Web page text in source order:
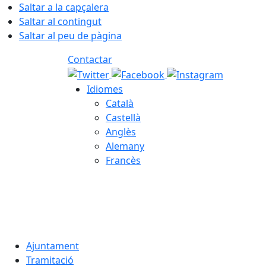
Saltar a la capçalera
Saltar al contingut
Saltar al peu de pàgina
Contactar
Idiomes
Català
Castellà
Anglès
Alemany
Francès
Ajuntament
Tramitació